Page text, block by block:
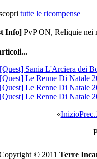
tutte le ricompense
Info] PvP ON, Reliquie nei
[Quest] Sania L'Arciera dei
[Quest] Le Renne Di Natale
[Quest] Le Renne Di Natale
[Quest] Le Renne Di Natale
«InizioPrec.
© 2011 Terre